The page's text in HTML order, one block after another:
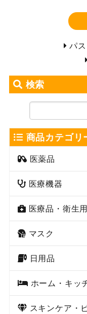
パ
検索
商品カテゴリ
医薬品
医療機器
医療品・衛生
マスク
日用品
ホーム・キッ
スキンケア・